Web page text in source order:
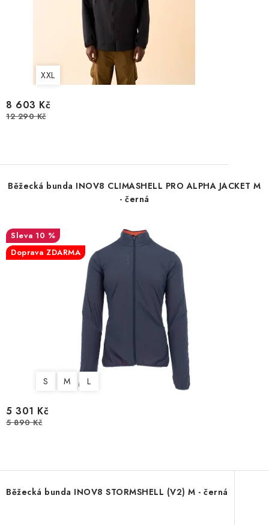
XXL
8 603 Kč
12 290 Kč
Běžecká bunda INOV8 CLIMASHELL PRO ALPHA JACKET M
- černá
10 %
Doprava ZDARMA
S M L
5 301 Kč
5 890 Kč
Běžecká bunda INOV8 STORMSHELL (V2) M - černá